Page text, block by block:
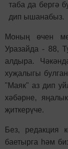
таба да бергә
дип ышанабыз.
Моның өчен
Уразайда - 88,
алдыра.
хуҗалыгы
"Маяк" аз дип
хәбәрне,
җиткерүче.
Без, редакция
баетырга һәм